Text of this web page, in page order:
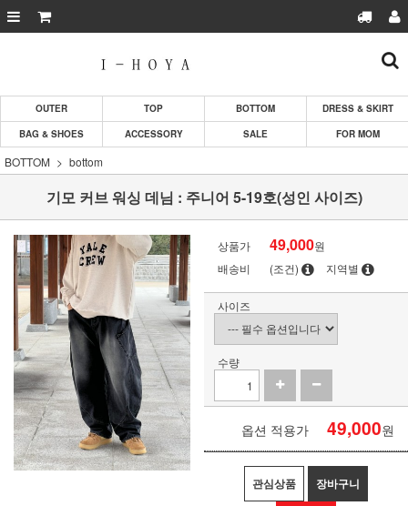
OUTER TOP BOTTOM
DRESS & SKIRT
BAG & SHOES
ACCESSORY SALE FOR MOM
BOTTOM bottom
기모 커브 워싱 데님 : 주니어 5-19호(성인 사이즈)
상품가 49,000원
배송비
(조건) 지역별
사이즈
수량
옵션 적용가 49,000원
관심상품 장바구니